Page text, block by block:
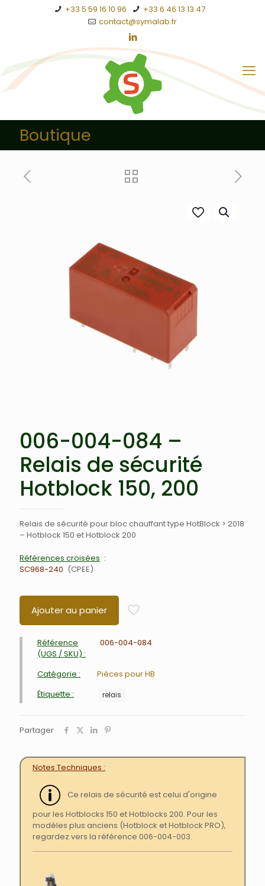
+33 5 59 16 10 96
+33 6 46 13 13 47
contact@symalab.fr
Boutique
006-004-084 –
Relais de sécurité
Hotblock 150, 200
Relais de sécurité pour bloc chauffant type HotBlock > 2018
– Hotblock 150 et Hotblock 200
Références croisées
SC968-240
CPEE
Ajouter au panier
Référence
(UGS / SKU) :
006-004-084
Catégorie :
Pièces pour HB
Étiquette :
relais
Partager
Notes Techniques
Ce relais de sécurité est celui d'origine
pour les Hotblocks 150 et Hotblocks 200. Pour les
modèles plus anciens (Hotblock et Hotblock PRO),
regardez vers la référence 006-004-003.